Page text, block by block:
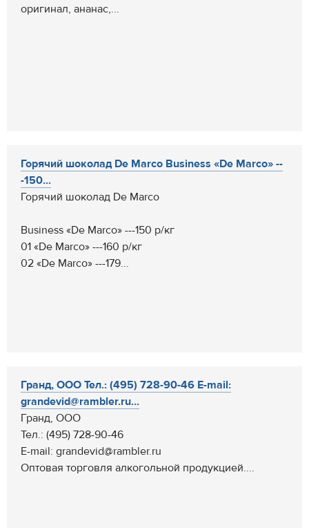
оригинал, ананас,...
Горячий шоколад De Marco Business «De Marco» --
-150...
Горячий шоколад De Marco
Business «De Marco» ---150 р/кг
01 «De Marco» ---160 р/кг
02 «De Marco» ---179...
Гранд, ООО Тел.: (495) 728-90-46 E-mail:
grandevid@rambler.ru...
Гранд, ООО
Тел.: (495) 728-90-46
E-mail: grandevid@rambler.ru
Оптовая торговля алкогольной продукцией....